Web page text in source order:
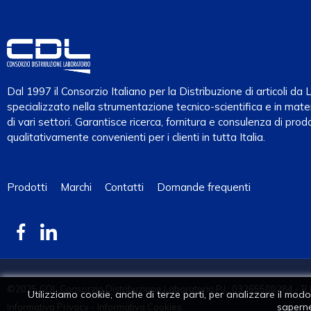
Dal 1997 il Consorzio Italiano per la Distribuzione di articoli da
specializzato nella strumentazione tecnico-scientifica e in
di vari settori. Garantisce ricerca, fornitura e consulenza di
qualitativamente convenienti per i clienti in tutta Italia.
Prodotti Marchi Contatti Domande frequenti
Utilizziamo cookie, anche di terze parti, per analizzare il
©2025 CDL Consorzio Distribuzione Laboratorio P.I.: 03265500284 -